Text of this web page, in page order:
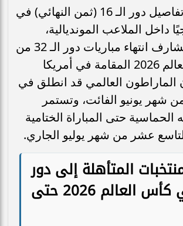
بدأت ملامح وتفاصيل دور الـ 16 (ثمن النهائي) في
داخل الملاعب المونديالية،
بالتزامن مع مشارف انتهاء مباريات دور الـ 32 من
بطولة كأس العالم 2026 المقامة في أمريكا
الماراطون العالمي قد انطلق في
شهر يونيو الفائت، وتستمر
الحماسية حتى المباراة الختامية
عشر من شهر يوليو الجاري.
المتأهلة إلى دور
الـ 16 في كأس العالم 2026 حتى